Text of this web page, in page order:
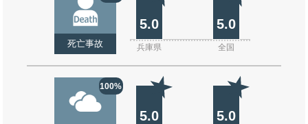
死亡事故
5.0 5.0
兵庫県 全国
100%
5.0 5.0